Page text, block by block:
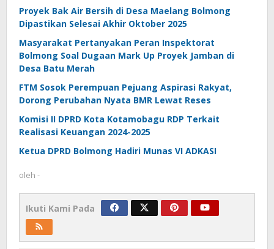
Proyek Bak Air Bersih di Desa Maelang Bolmong
Dipastikan Selesai Akhir Oktober 2025
Masyarakat Pertanyakan Peran Inspektorat
Bolmong Soal Dugaan Mark Up Proyek Jamban di
Desa Batu Merah
FTM Sosok Perempuan Pejuang Aspirasi Rakyat,
Dorong Perubahan Nyata BMR Lewat Reses
Komisi II DPRD Kota Kotamobagu RDP Terkait
Realisasi Keuangan 2024-2025
Ketua DPRD Bolmong Hadiri Munas VI ADKASI
oleh -
Ikuti Kami Pada